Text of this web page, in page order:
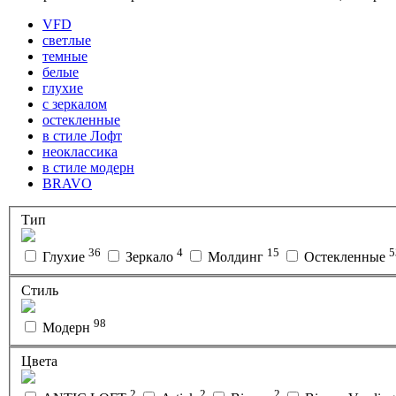
VFD
светлые
темные
белые
глухие
с зеркалом
остекленные
в стиле Лофт
неоклассика
в стиле модерн
BRAVO
Тип
Глухие 36 Зеркало 4 Молдинг 15 Остекленные
Стиль
Модерн 98
Цвета